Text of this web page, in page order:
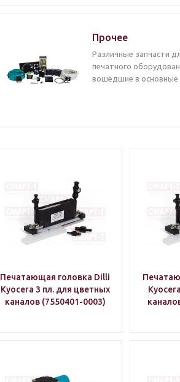
Прочее
Различные запчасти
печатного
вошедшие в основные
Печатающая головка Dilli
Kyocera 3 пл. для цветных
каналов (7550401-0003)